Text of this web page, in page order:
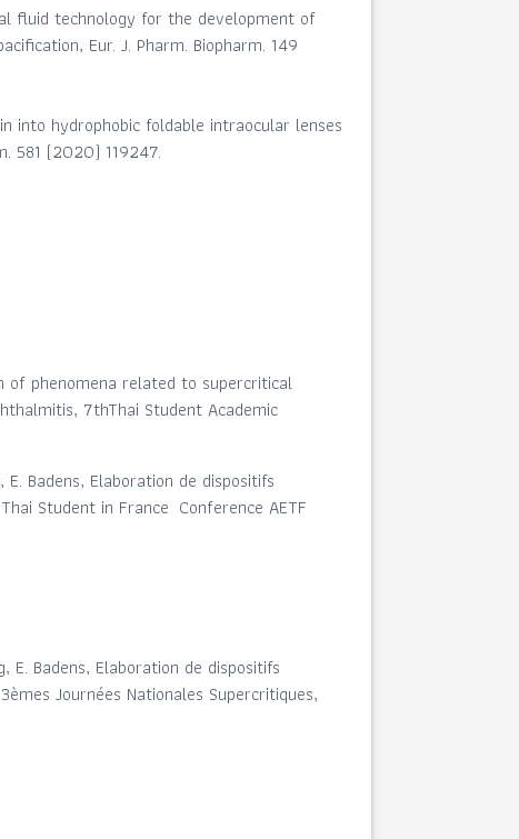
fluid technology for the development of
Eur. J. Pharm. Biopharm. 149
into hydrophobic foldable intraocular lenses
581 (2020) 119247.
of phenomena related to supercritical
7thThai Student Academic
E. Badens, Elaboration de dispositifs
Student in France Conference AETF
E. Badens, Elaboration de dispositifs
Journées Nationales Supercritiques,